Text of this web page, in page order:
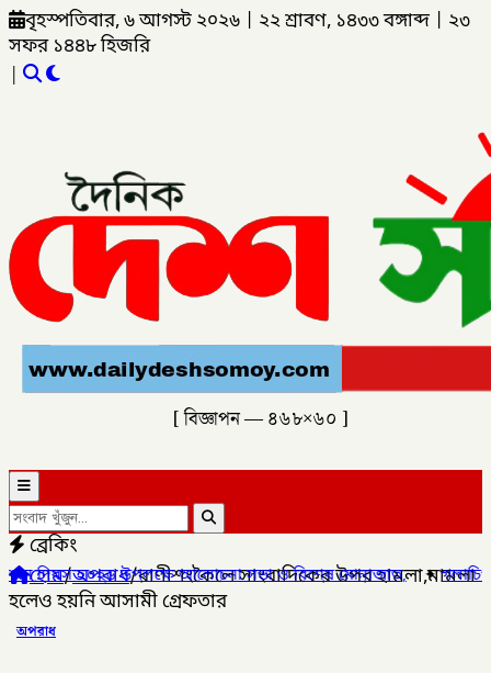
বৃহস্পতিবার, ৬ আগস্ট ২০২৬ ২২ শ্রাবণ, ১৪৩৩ বঙ্গাব্দ
২৩
সফর ১৪৪৮ হিজরি
|
[ বিজ্ঞাপন — ৪৬৮×৬০ ]
ব্রেকিং
সভা ও বিশেষ মোনাজাত,✦গলাচিপায় ১০ পিস ইয়াবাসহ যুবক
হোম/অপরাধ/রাণীশংকৈলে সাংবাদিকের উপর হামলা,মামলা
হলেও হয়নি আসামী গ্রেফতার
অপরাধ